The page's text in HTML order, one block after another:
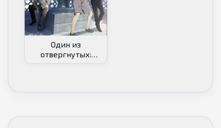
Один из
отвергнутых:
Изгой [ТВ-3]